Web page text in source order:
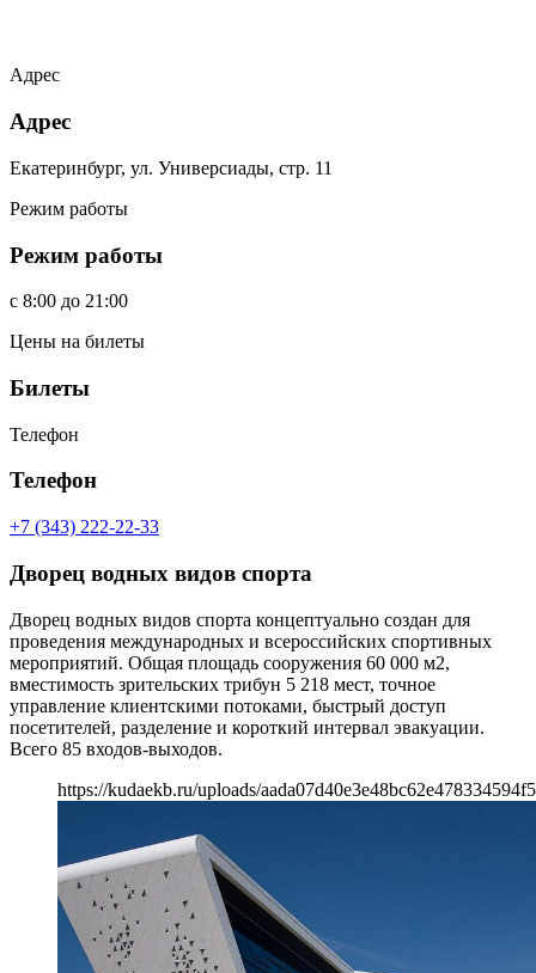
Адрес
Адрес
Екатеринбург, ул. Универсиады, стр. 11
Режим работы
Режим работы
c 8:00 до 21:00
Цены на билеты
Билеты
Телефон
Телефон
+7 (343) 222-22-33
Дворец водных видов спорта
Дворец водных видов спорта концептуально создан для
проведения международных и всероссийских спортивных
мероприятий. Общая площадь сооружения 60 000 м2,
вместимость зрительских трибун 5 218 мест, точное
управление клиентскими потоками, быстрый доступ
посетителей, разделение и короткий интервал эвакуации.
Всего 85 входов-выходов.
https://kudaekb.ru/uploads/